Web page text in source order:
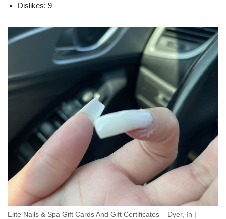
Dislikes: 9
Elite Nails & Spa Gift Cards And Gift Certificates – Dyer, In |